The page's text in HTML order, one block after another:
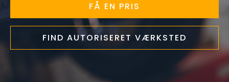
FÅ EN PRIS
FIND AUTORISERET VÆRKSTED